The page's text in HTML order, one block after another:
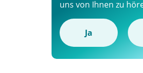
uns von Ihnen zu
Ja